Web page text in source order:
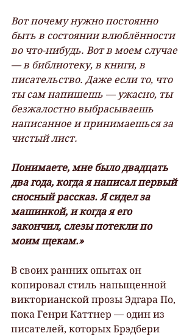
Вот почему нужно постоянно
быть в состоянии влюблённости
во что-нибудь. Вот в моем случае
— в библиотеку, в книги, в
писательство. Даже если то, что
ты сам напишешь — ужасно, ты
безжалостно выбрасываешь
написанное и принимаешься за
чистый лист.
Понимаете, мне было двадцать
два года, когда я написал первый
сносный рассказ. Я сидел за
машинкой, и когда я его
закончил, слезы потекли по
моим щекам.»
В своих ранних опытах он
копировал стиль напыщенной
викторианской прозы Эдгара По,
пока Генри Каттнер — один из
писателей, которых Брэдбери